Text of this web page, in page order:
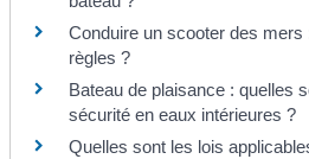
Conduire un scooter des mers
règles ?
Bateau de plaisance : quelles
sécurité en eaux intérieures ?
Quelles sont les lois